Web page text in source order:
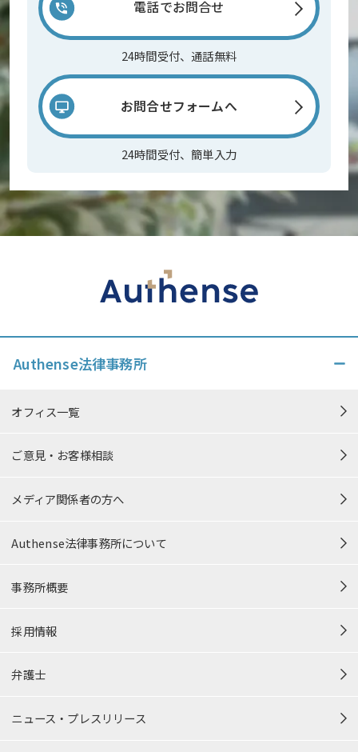
電話でお問合せ
24時間受付、通話無料
お問合せフォームへ
24時間受付、簡単入力
Authense法律事務所
オフィス一覧
ご意見・お客様相談
メディア関係者の方へ
Authense法律事務所について
事務所概要
採用情報
弁護士
ニュース・プレスリリース